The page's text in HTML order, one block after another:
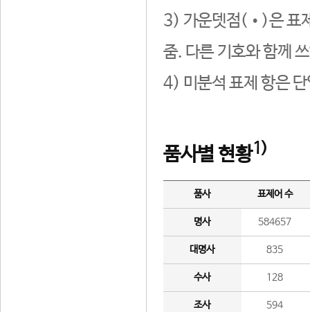
3) 가운뎃점(•)은 표
줌. 다른 기호와 함께
4) 미분석 표제 항은
품사별 현황1)
품사 표제어 수
명사 584657
대명사 835
수사 128
조사 594